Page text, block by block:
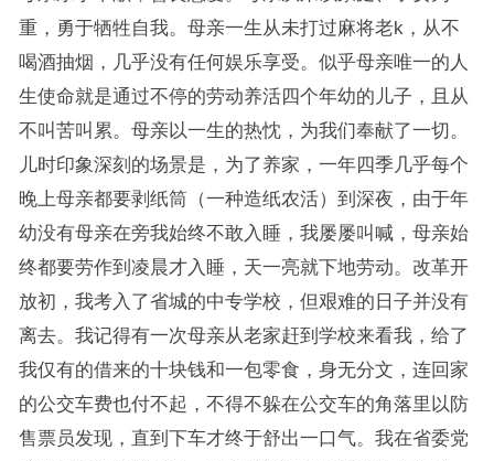
重，勇于牺牲自我。母亲一生从未打过麻将老k，从不
喝酒抽烟，几乎没有任何娱乐享受。似乎母亲唯一的人
生使命就是通过不停的劳动养活四个年幼的儿子，且从
不叫苦叫累。母亲以一生的热忱，为我们奉献了一切。
儿时印象深刻的场景是，为了养家，一年四季几乎每个
晚上母亲都要剥纸筒（一种造纸农活）到深夜，由于年
幼没有母亲在旁我始终不敢入睡，我屡屡叫喊，母亲始
终都要劳作到凌晨才入睡，天一亮就下地劳动。改革开
放初，我考入了省城的中专学校，但艰难的日子并没有
离去。我记得有一次母亲从老家赶到学校来看我，给了
我仅有的借来的十块钱和一包零食，身无分文，连回家
的公交车费也付不起，不得不躲在公交车的角落里以防
售票员发现，直到下车才终于舒出一口气。我在省委党